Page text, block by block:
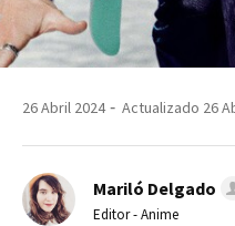
26 Abril 2024 Actualizado 26
Mariló Delgado
Editor - Anime